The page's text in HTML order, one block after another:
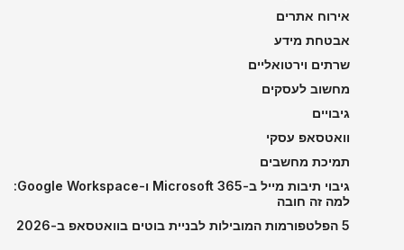
אירוח אתרים
אבטחת מידע
שרתים וירטואליים
מחשוב לעסקים
גיבויים
וואטסאפ עסקי
תמיכת מחשבים
גיבוי תיבות מייל ב-Microsoft 365 ו-Google Workspace:
למה זה חובה
5 הפלטפורמות המובילות לבניית בוטים בוואטסאפ ב-2026